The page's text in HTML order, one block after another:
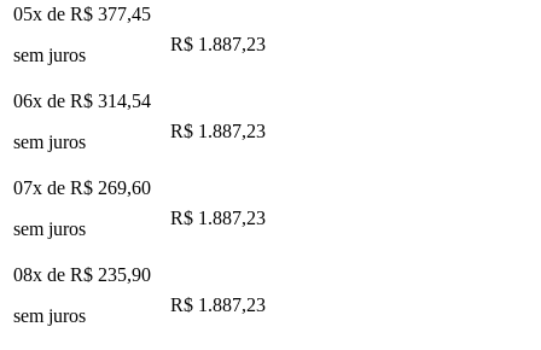
05x de R$ 377,45
sem juros
R$ 1.887,23
06x de R$ 314,54
sem juros
R$ 1.887,23
07x de R$ 269,60
sem juros
R$ 1.887,23
08x de R$ 235,90
sem juros
R$ 1.887,23